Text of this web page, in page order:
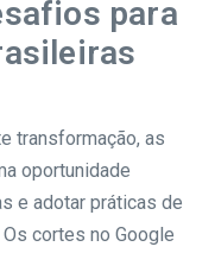
para
transformação, as
oportunidade
e adotar práticas de
cortes no Google